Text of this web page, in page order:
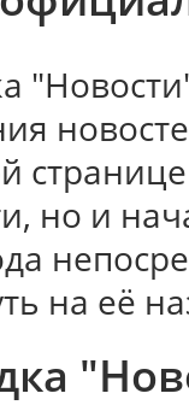
но и
на её